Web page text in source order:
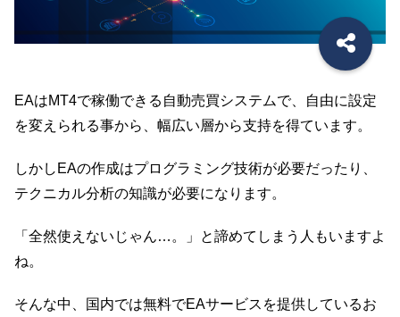
EAはMT4で稼働できる自動売買システムで、自由に設定
を変えられる事から、幅広い層から支持を得ています。
しかしEAの作成はプログラミング技術が必要だったり、
テクニカル分析の知識が必要になります。
「全然使えないじゃん…。」と諦めてしまう人もいますよ
ね。
そんな中、国内では無料でEAサービスを提供しているお